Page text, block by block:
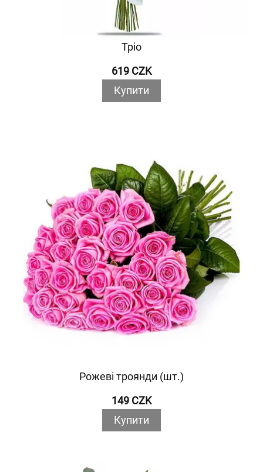
Тріо
619 CZK
Купити
Рожеві троянди (шт.)
149 CZK
Купити